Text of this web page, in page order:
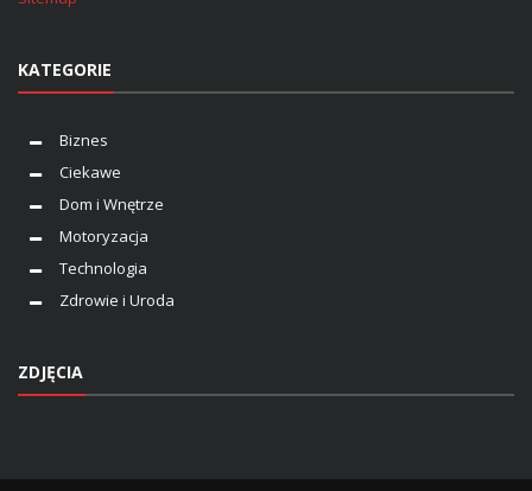
KATEGORIE
Biznes
Ciekawe
Dom i Wnętrze
Motoryzacja
Technologia
Zdrowie i Uroda
ZDJĘCIA